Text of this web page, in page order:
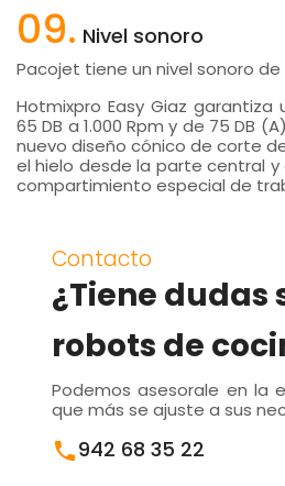
09. Nivel sonoro
Pacojet tiene un nivel sonoro de
Hotmixpro Easy Giaz garantiza
65 DB a 1.000 Rpm y de 75 DB
nuevo diseño cónico de corte
el hielo desde la parte central
compartimiento especial de
Contacto
¿Tiene dudas
robots de
Podemos asesorale en la
que más se ajuste a sus
call942 68 35 22